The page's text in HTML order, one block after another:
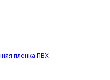
пленка ПВХ